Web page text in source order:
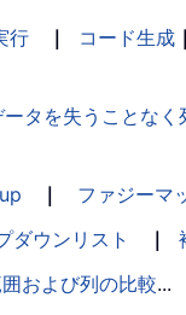
行 ｜ コード生成 ｜
ータを失うことな
｜ ファジーマ
ダウンリスト ｜
および列の比較...